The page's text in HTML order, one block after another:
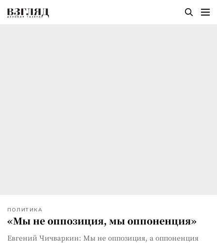
ПОЛИТИКА
«Мы не оппозиция, мы оппоненция»
Евгений Чичваркин: Мы не оппозиция, а оппоненция